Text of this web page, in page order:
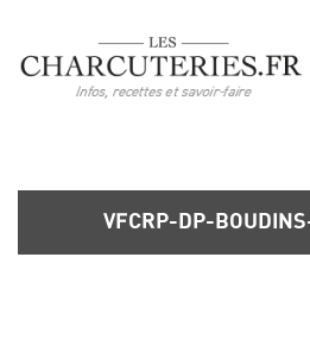
VFCRP-DP-